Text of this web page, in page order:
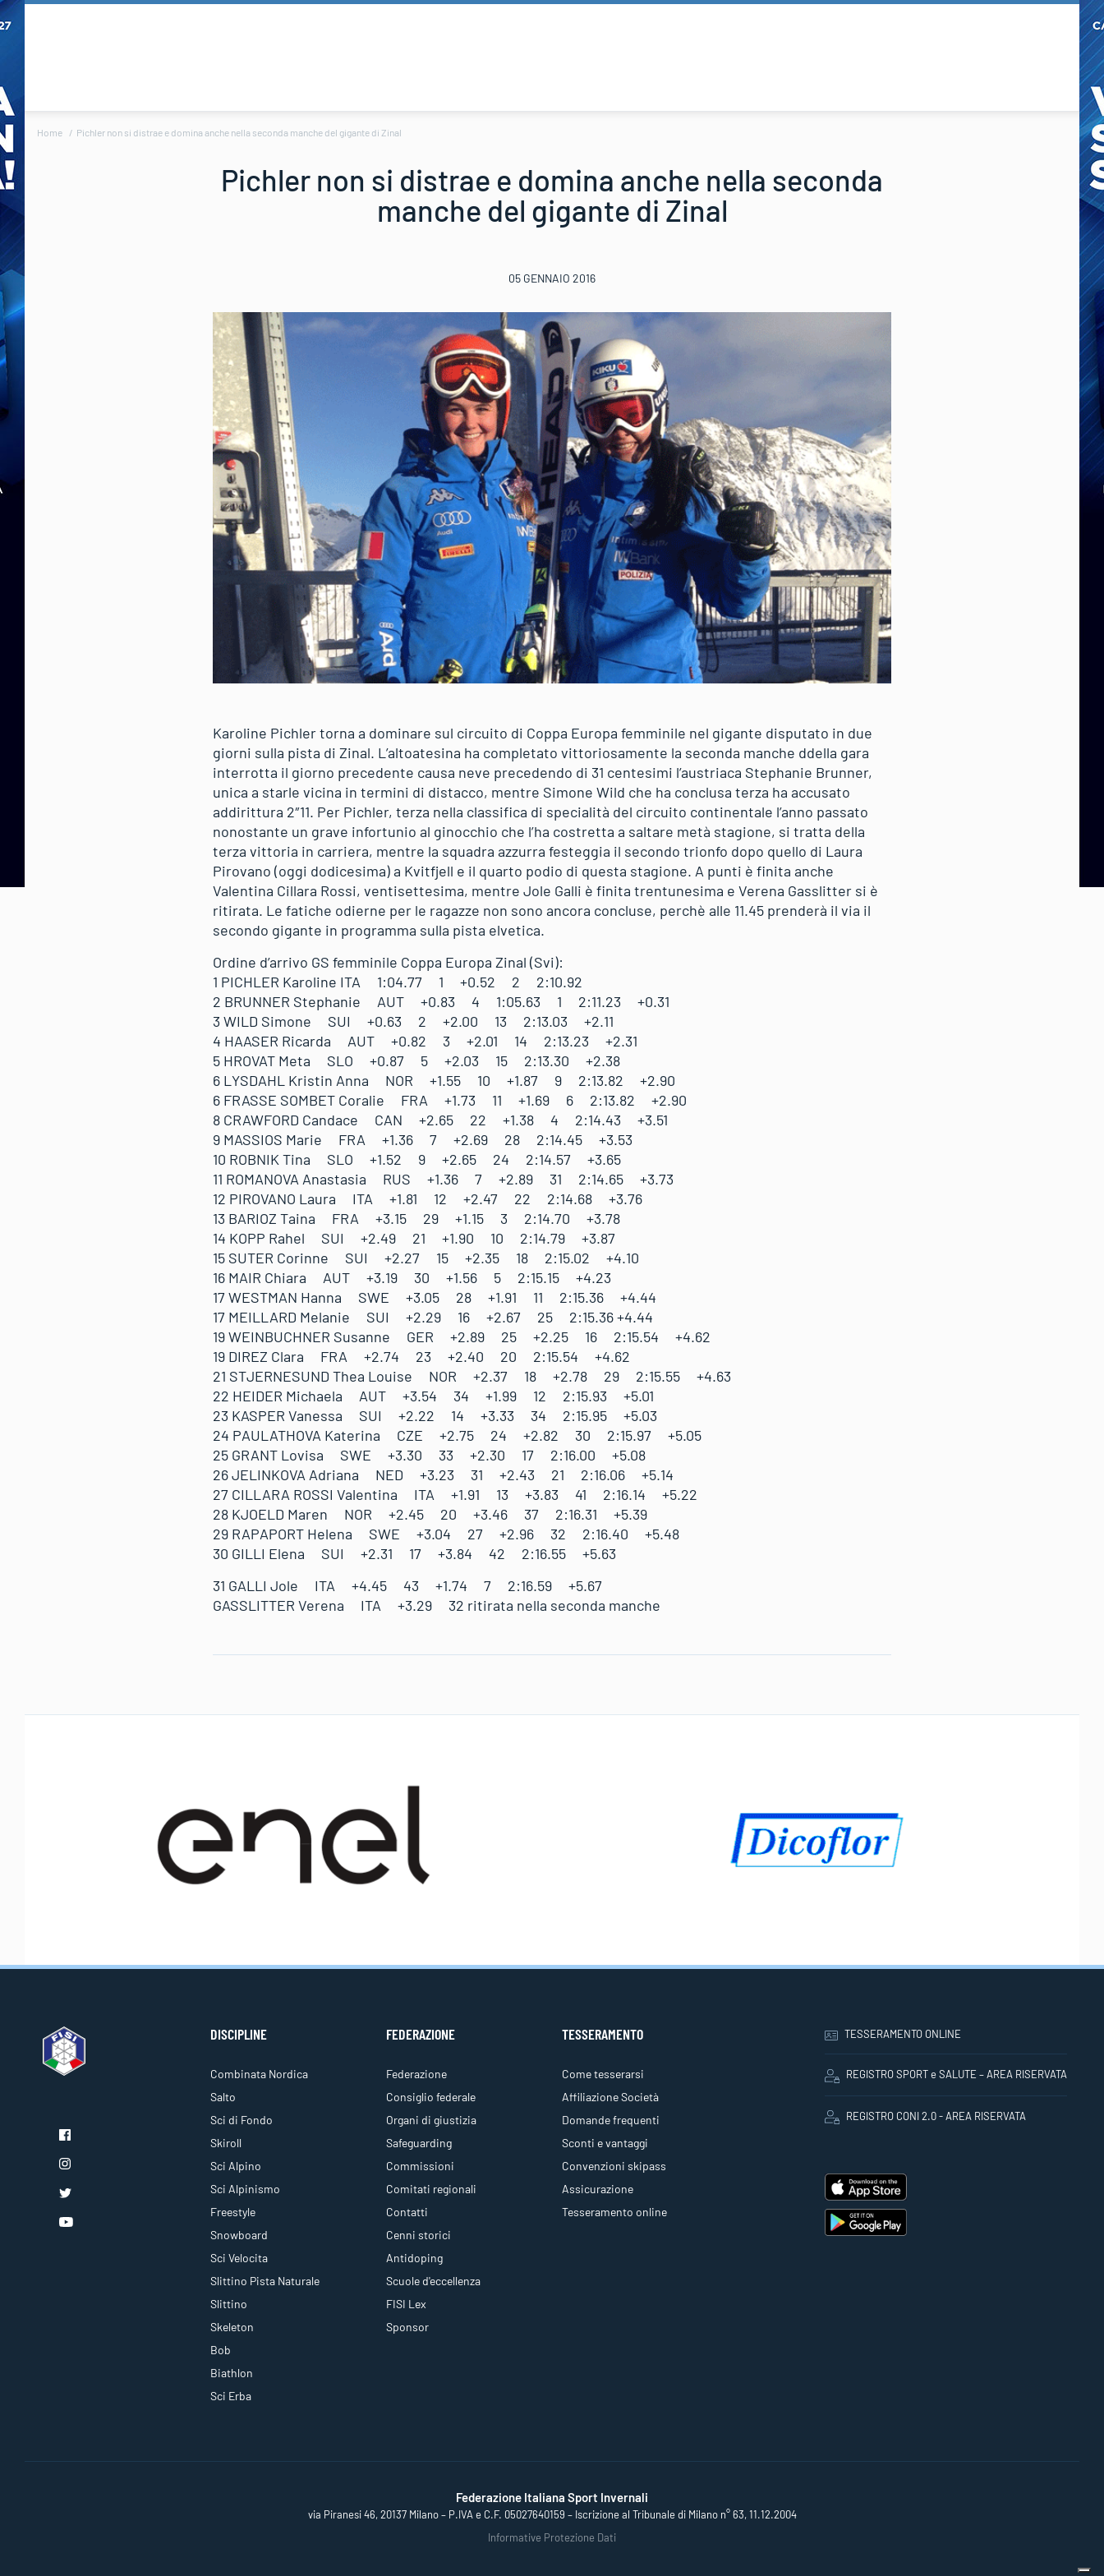
Home Pichler non si distrae e domina anche nella seconda manche del gigante di Zinal
Pichler non si distrae e domina anche nella seconda
manche del gigante di Zinal
05 GENNAIO 2016
Karoline Pichler torna a dominare sul circuito di Coppa Europa femminile nel gigante disputato in due
giorni sulla pista di Zinal. L’altoatesina ha completato vittoriosamente la seconda manche ddella gara
interrotta il giorno precedente causa neve precedendo di 31 centesimi l’austriaca Stephanie Brunner,
unica a starle vicina in termini di distacco, mentre Simone Wild che ha conclusa terza ha accusato
addirittura 2″11. Per Pichler, terza nella classifica di specialità del circuito continentale l’anno passato
nonostante un grave infortunio al ginocchio che l’ha costretta a saltare metà stagione, si tratta della
terza vittoria in carriera, mentre la squadra azzurra festeggia il secondo trionfo dopo quello di Laura
Pirovano (oggi dodicesima) a Kvitfjell e il quarto podio di questa stagione. A punti è finita anche
Valentina Cillara Rossi, ventisettesima, mentre Jole Galli è finita trentunesima e Verena Gasslitter si è
ritirata. Le fatiche odierne per le ragazze non sono ancora concluse, perchè alle 11.45 prenderà il via il
secondo gigante in programma sulla pista elvetica.
Ordine d’arrivo GS femminile Coppa Europa Zinal (Svi):
1 PICHLER Karoline ITA 1:04.77 1 +0.52 2 2:10.92
2 BRUNNER Stephanie AUT +0.83 4 1:05.63 1 2:11.23 +0.31
3 WILD Simone SUI +0.63 2 +2.00 13 2:13.03 +2.11
4 HAASER Ricarda AUT +0.82 3 +2.01 14 2:13.23 +2.31
5 HROVAT Meta SLO +0.87 5 +2.03 15 2:13.30 +2.38
6 LYSDAHL Kristin Anna NOR +1.55 10 +1.87 9 2:13.82 +2.90
6 FRASSE SOMBET Coralie FRA +1.73 11 +1.69 6 2:13.82 +2.90
8 CRAWFORD Candace CAN +2.65 22 +1.38 4 2:14.43 +3.51
9 MASSIOS Marie FRA +1.36 7 +2.69 28 2:14.45 +3.53
10 ROBNIK Tina SLO +1.52 9 +2.65 24 2:14.57 +3.65
11 ROMANOVA Anastasia RUS +1.36 7 +2.89 31 2:14.65 +3.73
12 PIROVANO Laura ITA +1.81 12 +2.47 22 2:14.68 +3.76
13 BARIOZ Taina FRA +3.15 29 +1.15 3 2:14.70 +3.78
14 KOPP Rahel SUI +2.49 21 +1.90 10 2:14.79 +3.87
15 SUTER Corinne SUI +2.27 15 +2.35 18 2:15.02 +4.10
16 MAIR Chiara AUT +3.19 30 +1.56 5 2:15.15 +4.23
17 WESTMAN Hanna SWE +3.05 28 +1.91 11 2:15.36 +4.44
17 MEILLARD Melanie SUI +2.29 16 +2.67 25 2:15.36 +4.44
19 WEINBUCHNER Susanne GER +2.89 25 +2.25 16 2:15.54 +4.62
19 DIREZ Clara FRA +2.74 23 +2.40 20 2:15.54 +4.62
21 STJERNESUND Thea Louise NOR +2.37 18 +2.78 29 2:15.55 +4.63
22 HEIDER Michaela AUT +3.54 34 +1.99 12 2:15.93 +5.01
23 KASPER Vanessa SUI +2.22 14 +3.33 34 2:15.95 +5.03
24 PAULATHOVA Katerina CZE +2.75 24 +2.82 30 2:15.97 +5.05
25 GRANT Lovisa SWE +3.30 33 +2.30 17 2:16.00 +5.08
26 JELINKOVA Adriana NED +3.23 31 +2.43 21 2:16.06 +5.14
27 CILLARA ROSSI Valentina ITA +1.91 13 +3.83 41 2:16.14 +5.22
28 KJOELD Maren NOR +2.45 20 +3.46 37 2:16.31 +5.39
29 RAPAPORT Helena SWE +3.04 27 +2.96 32 2:16.40 +5.48
30 GILLI Elena SUI +2.31 17 +3.84 42 2:16.55 +5.63
31 GALLI Jole ITA +4.45 43 +1.74 7 2:16.59 +5.67
GASSLITTER Verena ITA +3.29 32 ritirata nella seconda manche
DISCIPLINE
Combinata Nordica
Salto
Sci di Fondo
Skiroll
Sci Alpino
Sci Alpinismo
Freestyle
Snowboard
Sci Velocita
Slittino Pista Naturale
Slittino
Skeleton
Bob
Biathlon
Sci Erba
FEDERAZIONE
Federazione
Consiglio federale
Organi di giustizia
Safeguarding
Commissioni
Comitati regionali
Contatti
Cenni storici
Antidoping
Scuole d'eccellenza
FISI Lex
Sponsor
TESSERAMENTO
Come tesserarsi
Affiliazione Società
Domande frequenti
Sconti e vantaggi
Convenzioni skipass
Assicurazione
Tesseramento online
TESSERAMENTO ONLINE
REGISTRO SPORT e SALUTE – AREA RISERVATA
REGISTRO CONI 2.0 - AREA RISERVATA
Federazione Italiana Sport Invernali
via Piranesi 46, 20137 Milano – P.IVA e C.F. 05027640159 – Iscrizione al Tribunale di Milano n° 63, 11.12.2004
Informative Protezione Dati